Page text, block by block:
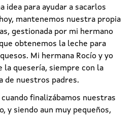
idea para ayudar a sacarlos
mantenemos nuestra propia
gestionada por mi hermano
obtenemos la leche para
Mi hermana Rocío y yo
la quesería, siempre con la
de nuestros padres.
cuando finalizábamos nuestras
y siendo aun muy pequeños,